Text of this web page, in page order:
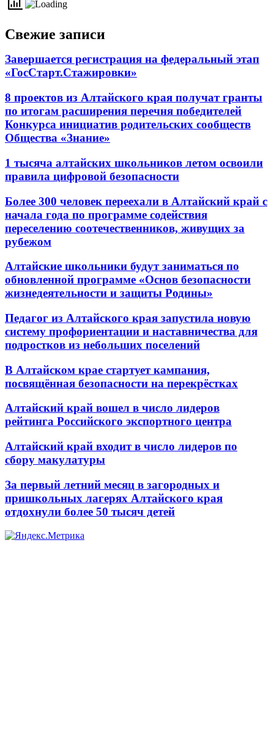
Свежие записи
Завершается регистрация на федеральный этап
«ГосСтарт.Стажировки»
8 проектов из Алтайского края получат гранты
по итогам расширения перечня победителей
Конкурса инициатив родительских сообществ
Общества «Знание»
1 тысяча алтайских школьников летом освоили
правила цифровой безопасности
Более 300 человек переехали в Алтайский край с
начала года по программе содействия
переселению соотечественников, живущих за
рубежом
Алтайские школьники будут заниматься по
обновленной программе «Основ безопасности
жизнедеятельности и защиты Родины»
Педагог из Алтайского края запустила новую
систему профориентации и наставничества для
подростков из небольших поселений
В Алтайском крае стартует кампания,
посвящённая безопасности на перекрёстках
Алтайский край вошел в число лидеров
рейтинга Российского экспортного центра
Алтайский край входит в число лидеров по
сбору макулатуры
За первый летний месяц в загородных и
пришкольных лагерях Алтайского края
отдохнули более 50 тысяч детей